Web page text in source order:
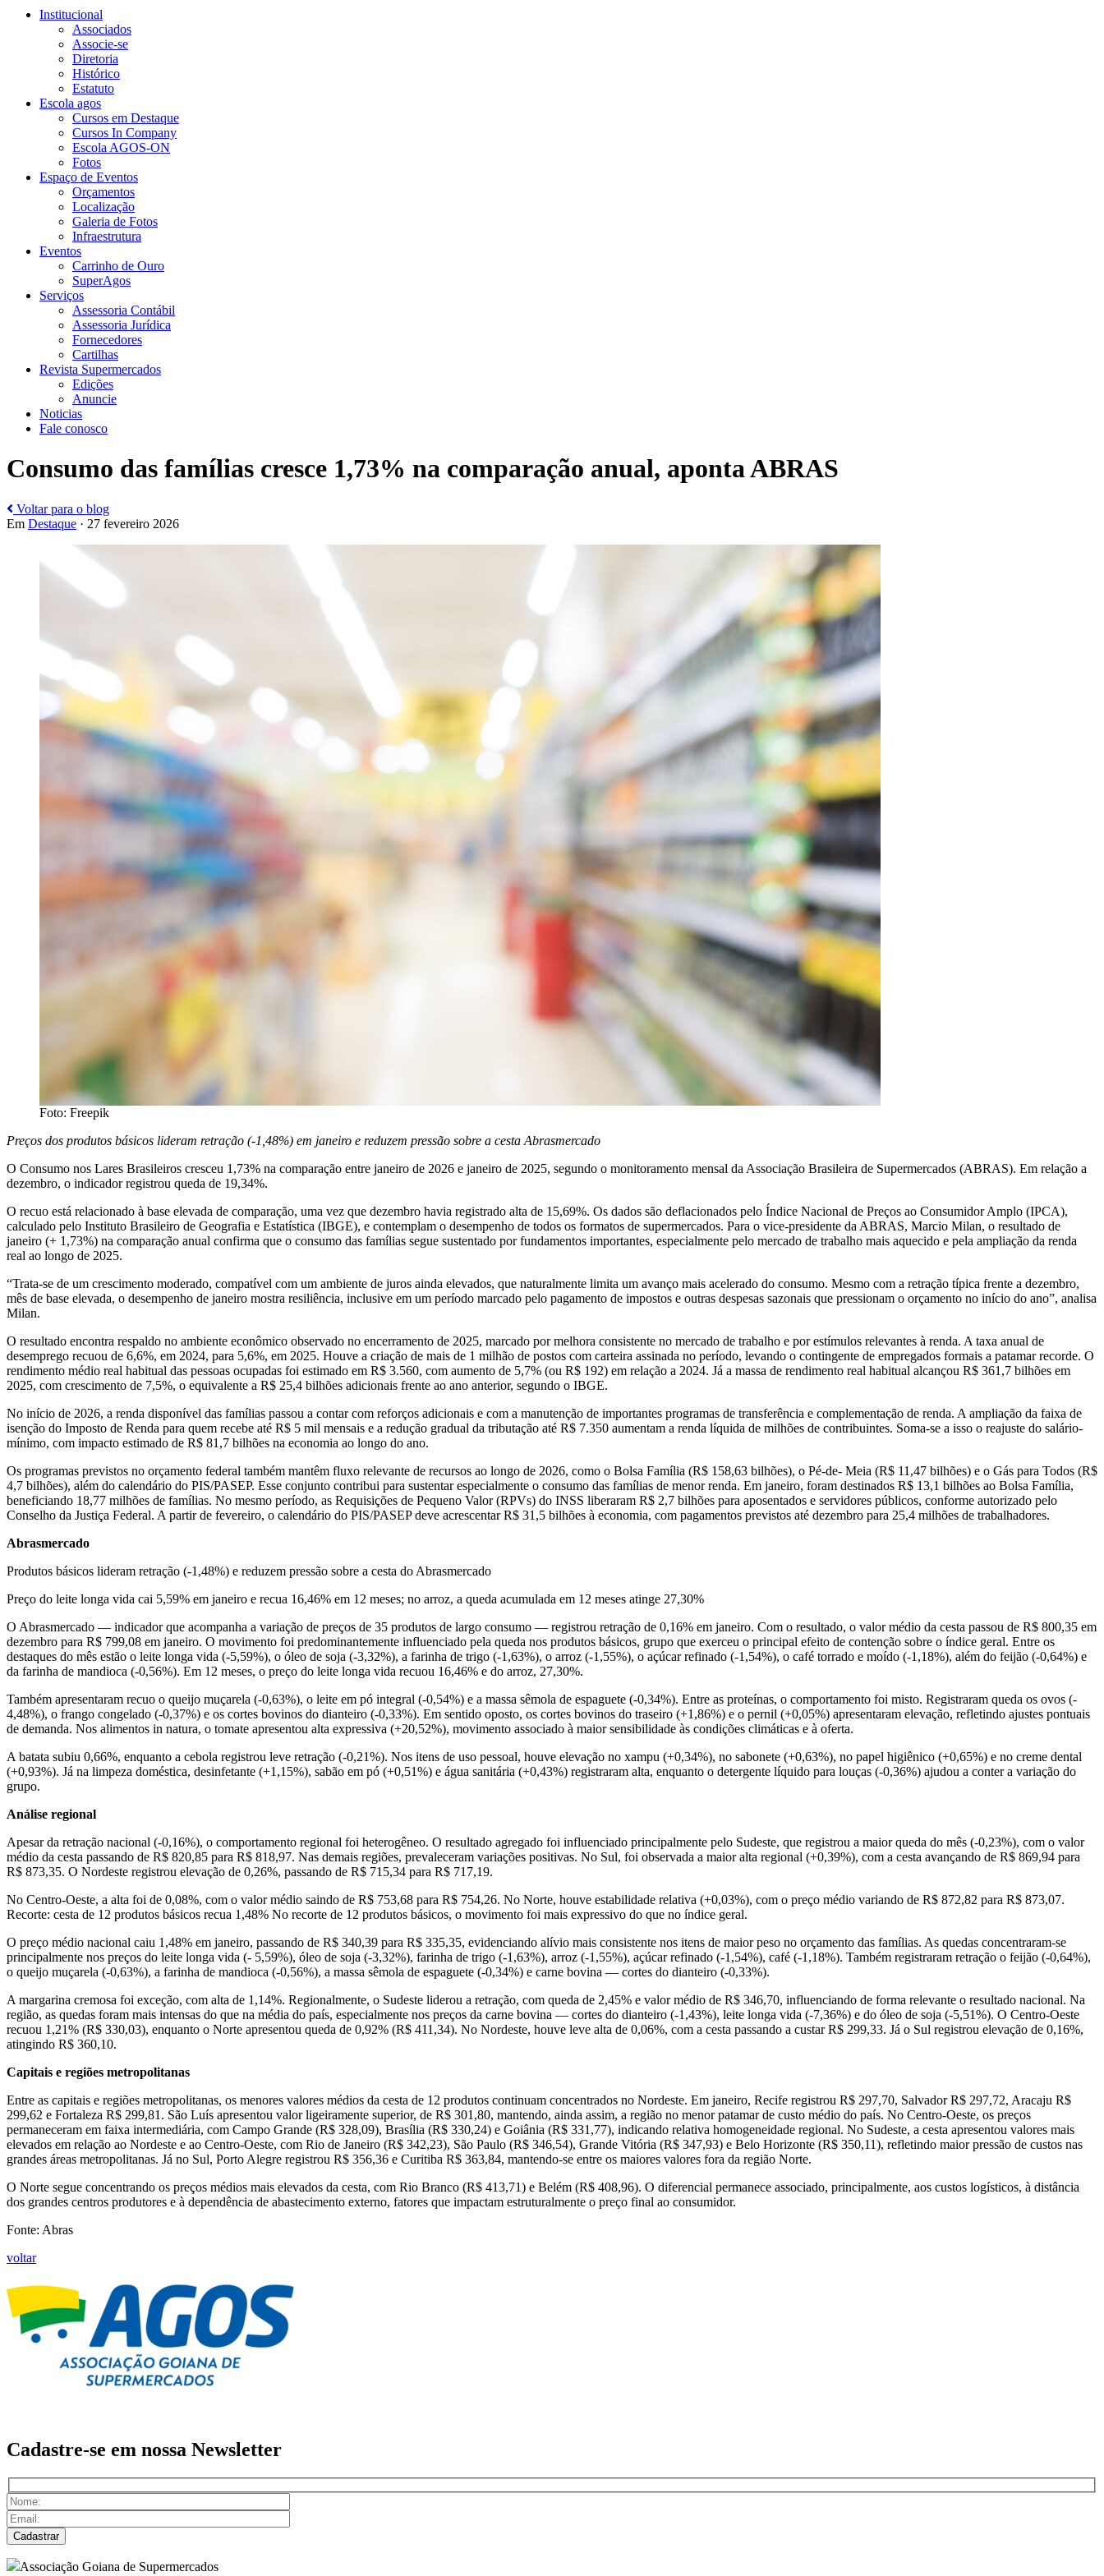
Institucional
Associados
Associe-se
Diretoria
Histórico
Estatuto
Escola agos
Cursos em Destaque
Cursos In Company
Escola AGOS-ON
Fotos
Espaço de Eventos
Orçamentos
Localização
Galeria de Fotos
Infraestrutura
Eventos
Carrinho de Ouro
SuperAgos
Serviços
Assessoria Contábil
Assessoria Jurídica
Fornecedores
Cartilhas
Revista Supermercados
Edições
Anuncie
Noticias
Fale conosco
Consumo das famílias cresce 1,73% na comparação anual, aponta ABRAS
Voltar para o blog
Em Destaque · 27 fevereiro 2026
Foto: Freepik
Preços dos produtos básicos lideram retração (-1,48%) em janeiro e reduzem pressão sobre a cesta Abrasmercado
O Consumo nos Lares Brasileiros cresceu 1,73% na comparação entre janeiro de 2026 e janeiro de 2025, segundo o monitoramento mensal da Associação Brasileira de Supermercados (ABRAS). Em relação a
dezembro, o indicador registrou queda de 19,34%.
O recuo está relacionado à base elevada de comparação, uma vez que dezembro havia registrado alta de 15,69%. Os dados são deflacionados pelo Índice Nacional de Preços ao Consumidor Amplo (IPCA),
calculado pelo Instituto Brasileiro de Geografia e Estatística (IBGE), e contemplam o desempenho de todos os formatos de supermercados. Para o vice-presidente da ABRAS, Marcio Milan, o resultado de
janeiro (+ 1,73%) na comparação anual confirma que o consumo das famílias segue sustentado por fundamentos importantes, especialmente pelo mercado de trabalho mais aquecido e pela ampliação da renda
real ao longo de 2025.
“Trata-se de um crescimento moderado, compatível com um ambiente de juros ainda elevados, que naturalmente limita um avanço mais acelerado do consumo. Mesmo com a retração típica frente a dezembro,
mês de base elevada, o desempenho de janeiro mostra resiliência, inclusive em um período marcado pelo pagamento de impostos e outras despesas sazonais que pressionam o orçamento no início do ano”, analisa
Milan.
O resultado encontra respaldo no ambiente econômico observado no encerramento de 2025, marcado por melhora consistente no mercado de trabalho e por estímulos relevantes à renda. A taxa anual de
desemprego recuou de 6,6%, em 2024, para 5,6%, em 2025. Houve a criação de mais de 1 milhão de postos com carteira assinada no período, levando o contingente de empregados formais a patamar recorde. O
rendimento médio real habitual das pessoas ocupadas foi estimado em R$ 3.560, com aumento de 5,7% (ou R$ 192) em relação a 2024. Já a massa de rendimento real habitual alcançou R$ 361,7 bilhões em
2025, com crescimento de 7,5%, o equivalente a R$ 25,4 bilhões adicionais frente ao ano anterior, segundo o IBGE.
No início de 2026, a renda disponível das famílias passou a contar com reforços adicionais e com a manutenção de importantes programas de transferência e complementação de renda. A ampliação da faixa de
isenção do Imposto de Renda para quem recebe até R$ 5 mil mensais e a redução gradual da tributação até R$ 7.350 aumentam a renda líquida de milhões de contribuintes. Soma-se a isso o reajuste do salário-
mínimo, com impacto estimado de R$ 81,7 bilhões na economia ao longo do ano.
Os programas previstos no orçamento federal também mantêm fluxo relevante de recursos ao longo de 2026, como o Bolsa Família (R$ 158,63 bilhões), o Pé-de- Meia (R$ 11,47 bilhões) e o Gás para Todos (R$
4,7 bilhões), além do calendário do PIS/PASEP. Esse conjunto contribui para sustentar especialmente o consumo das famílias de menor renda. Em janeiro, foram destinados R$ 13,1 bilhões ao Bolsa Família,
beneficiando 18,77 milhões de famílias. No mesmo período, as Requisições de Pequeno Valor (RPVs) do INSS liberaram R$ 2,7 bilhões para aposentados e servidores públicos, conforme autorizado pelo
Conselho da Justiça Federal. A partir de fevereiro, o calendário do PIS/PASEP deve acrescentar R$ 31,5 bilhões à economia, com pagamentos previstos até dezembro para 25,4 milhões de trabalhadores.
Abrasmercado
Produtos básicos lideram retração (-1,48%) e reduzem pressão sobre a cesta do Abrasmercado
Preço do leite longa vida cai 5,59% em janeiro e recua 16,46% em 12 meses; no arroz, a queda acumulada em 12 meses atinge 27,30%
O Abrasmercado — indicador que acompanha a variação de preços de 35 produtos de largo consumo — registrou retração de 0,16% em janeiro. Com o resultado, o valor médio da cesta passou de R$ 800,35 em
dezembro para R$ 799,08 em janeiro. O movimento foi predominantemente influenciado pela queda nos produtos básicos, grupo que exerceu o principal efeito de contenção sobre o índice geral. Entre os
destaques do mês estão o leite longa vida (-5,59%), o óleo de soja (-3,32%), a farinha de trigo (-1,63%), o arroz (-1,55%), o açúcar refinado (-1,54%), o café torrado e moído (-1,18%), além do feijão (-0,64%) e
da farinha de mandioca (-0,56%). Em 12 meses, o preço do leite longa vida recuou 16,46% e do arroz, 27,30%.
Também apresentaram recuo o queijo muçarela (-0,63%), o leite em pó integral (-0,54%) e a massa sêmola de espaguete (-0,34%). Entre as proteínas, o comportamento foi misto. Registraram queda os ovos (-
4,48%), o frango congelado (-0,37%) e os cortes bovinos do dianteiro (-0,33%). Em sentido oposto, os cortes bovinos do traseiro (+1,86%) e o pernil (+0,05%) apresentaram elevação, refletindo ajustes pontuais
de demanda. Nos alimentos in natura, o tomate apresentou alta expressiva (+20,52%), movimento associado à maior sensibilidade às condições climáticas e à oferta.
A batata subiu 0,66%, enquanto a cebola registrou leve retração (-0,21%). Nos itens de uso pessoal, houve elevação no xampu (+0,34%), no sabonete (+0,63%), no papel higiênico (+0,65%) e no creme dental
(+0,93%). Já na limpeza doméstica, desinfetante (+1,15%), sabão em pó (+0,51%) e água sanitária (+0,43%) registraram alta, enquanto o detergente líquido para louças (-0,36%) ajudou a conter a variação do
grupo.
Análise regional
Apesar da retração nacional (-0,16%), o comportamento regional foi heterogêneo. O resultado agregado foi influenciado principalmente pelo Sudeste, que registrou a maior queda do mês (-0,23%), com o valor
médio da cesta passando de R$ 820,85 para R$ 818,97. Nas demais regiões, prevaleceram variações positivas. No Sul, foi observada a maior alta regional (+0,39%), com a cesta avançando de R$ 869,94 para
R$ 873,35. O Nordeste registrou elevação de 0,26%, passando de R$ 715,34 para R$ 717,19.
No Centro-Oeste, a alta foi de 0,08%, com o valor médio saindo de R$ 753,68 para R$ 754,26. No Norte, houve estabilidade relativa (+0,03%), com o preço médio variando de R$ 872,82 para R$ 873,07.
Recorte: cesta de 12 produtos básicos recua 1,48% No recorte de 12 produtos básicos, o movimento foi mais expressivo do que no índice geral.
O preço médio nacional caiu 1,48% em janeiro, passando de R$ 340,39 para R$ 335,35, evidenciando alívio mais consistente nos itens de maior peso no orçamento das famílias. As quedas concentraram-se
principalmente nos preços do leite longa vida (- 5,59%), óleo de soja (-3,32%), farinha de trigo (-1,63%), arroz (-1,55%), açúcar refinado (-1,54%), café (-1,18%). Também registraram retração o feijão (-0,64%),
o queijo muçarela (-0,63%), a farinha de mandioca (-0,56%), a massa sêmola de espaguete (-0,34%) e carne bovina — cortes do dianteiro (-0,33%).
A margarina cremosa foi exceção, com alta de 1,14%. Regionalmente, o Sudeste liderou a retração, com queda de 2,45% e valor médio de R$ 346,70, influenciando de forma relevante o resultado nacional. Na
região, as quedas foram mais intensas do que na média do país, especialmente nos preços da carne bovina — cortes do dianteiro (-1,43%), leite longa vida (-7,36%) e do óleo de soja (-5,51%). O Centro-Oeste
recuou 1,21% (R$ 330,03), enquanto o Norte apresentou queda de 0,92% (R$ 411,34). No Nordeste, houve leve alta de 0,06%, com a cesta passando a custar R$ 299,33. Já o Sul registrou elevação de 0,16%,
atingindo R$ 360,10.
Capitais e regiões metropolitanas
Entre as capitais e regiões metropolitanas, os menores valores médios da cesta de 12 produtos continuam concentrados no Nordeste. Em janeiro, Recife registrou R$ 297,70, Salvador R$ 297,72, Aracaju R$
299,62 e Fortaleza R$ 299,81. São Luís apresentou valor ligeiramente superior, de R$ 301,80, mantendo, ainda assim, a região no menor patamar de custo médio do país. No Centro-Oeste, os preços
permaneceram em faixa intermediária, com Campo Grande (R$ 328,09), Brasília (R$ 330,24) e Goiânia (R$ 331,77), indicando relativa homogeneidade regional. No Sudeste, a cesta apresentou valores mais
elevados em relação ao Nordeste e ao Centro-Oeste, com Rio de Janeiro (R$ 342,23), São Paulo (R$ 346,54), Grande Vitória (R$ 347,93) e Belo Horizonte (R$ 350,11), refletindo maior pressão de custos nas
grandes áreas metropolitanas. Já no Sul, Porto Alegre registrou R$ 356,36 e Curitiba R$ 363,84, mantendo-se entre os maiores valores fora da região Norte.
O Norte segue concentrando os preços médios mais elevados da cesta, com Rio Branco (R$ 413,71) e Belém (R$ 408,96). O diferencial permanece associado, principalmente, aos custos logísticos, à distância
dos grandes centros produtores e à dependência de abastecimento externo, fatores que impactam estruturalmente o preço final ao consumidor.
Fonte: Abras
voltar
Cadastre-se em nossa Newsletter
Associação Goiana de Supermercados